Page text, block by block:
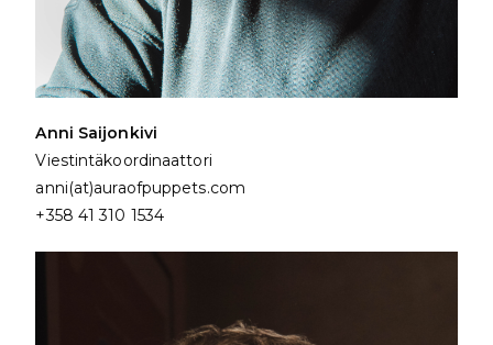
Anni Saijonkivi
Viestintäkoordinaattori
anni(at)auraofpuppets.com
+358 41 310 1534